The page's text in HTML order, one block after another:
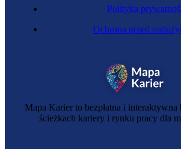
Specjalista ds. chmury obliczeniowej
Mapa Karier to bezpłatna i
ścieżkach kariery i rynku pracy dla
Polityka
Ochrona przed